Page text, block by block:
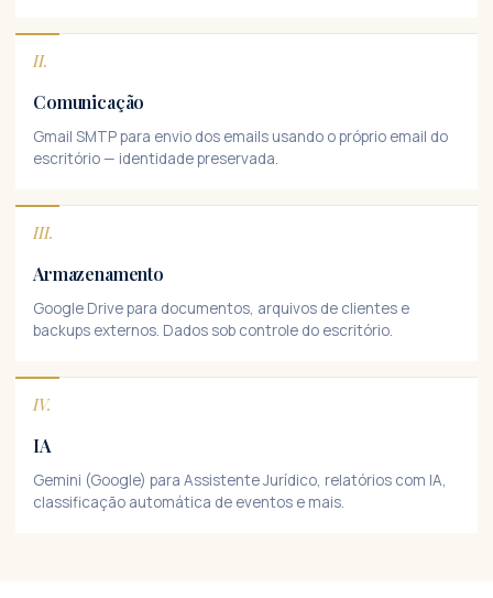
II.
Comunicação
Gmail SMTP para envio dos emails usando o próprio email do
escritório — identidade preservada.
III.
Armazenamento
Google Drive para documentos, arquivos de clientes e
backups externos. Dados sob controle do escritório.
IV.
IA
Gemini (Google) para Assistente Jurídico, relatórios com IA,
classificação automática de eventos e mais.